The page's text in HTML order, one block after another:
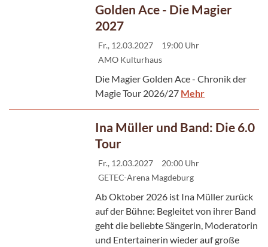
Golden Ace - Die Magier
2027
Fr., 12.03.2027
19:00 Uhr
AMO Kulturhaus
Die Magier Golden Ace - Chronik der
Magie Tour 2026/27 Mehr
Ina Müller und Band: Die 6.0
Tour
Fr., 12.03.2027
20:00 Uhr
GETEC-Arena Magdeburg
Ab Oktober 2026 ist Ina Müller zurück
auf der Bühne: Begleitet von ihrer Band
geht die beliebte Sängerin, Moderatorin
und Entertainerin wieder auf große